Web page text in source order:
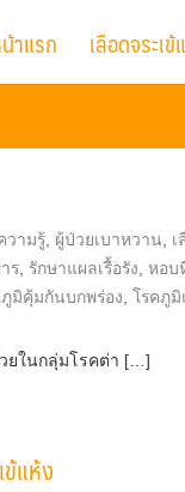
าแรก เลือดจระเ
วามรู้, ผู้ป่วยเบาหวาน
ร, รักษาแผลเรื้อรัง หอบ
มิคุ้มกันบกพร่อง โรคภู
ยในกลุ่มโรคต่า […]
แห้ง